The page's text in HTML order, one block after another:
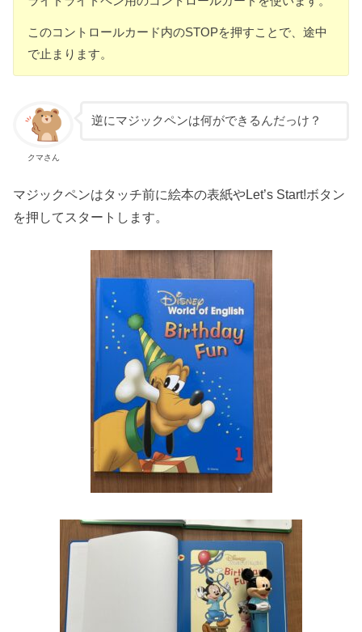
このコントロールカード内のSTOPを押すことで、途中
で止まります。
クマさん
逆にマジックペンは何ができるんだっけ？
マジックペンはタッチ前に絵本の表紙やLet’s Start!ボタン
を押してスタートします。